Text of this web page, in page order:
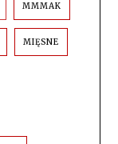
MMMAK
MIĘSNE